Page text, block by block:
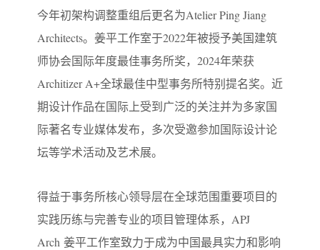
今年初架构调整重组后更名为Atelier Ping Jiang
Architects。姜平工作室于2022年被授予美国建筑
师协会国际年度最佳事务所奖，2024年荣获
Architizer A+全球最佳中型事务所特别提名奖。近
期设计作品在国际上受到广泛的关注并为多家国
际著名专业媒体发布，多次受邀参加国际设计论
坛等学术活动及艺术展。
得益于事务所核心领导层在全球范围重要项目的
实践历练与完善专业的项目管理体系，APJ
Arch 姜平工作室致力于成为中国最具实力和影响